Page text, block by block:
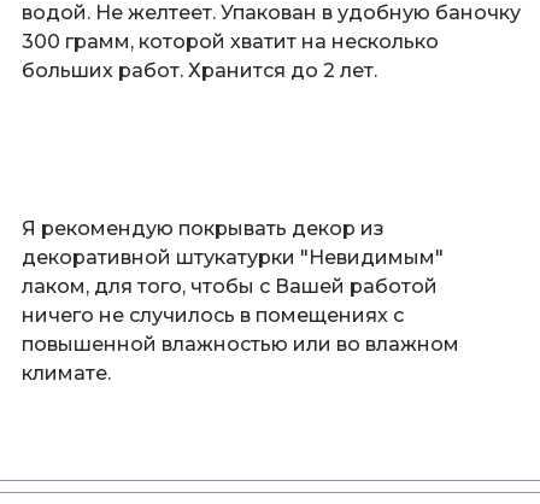
водой. Не желтеет. Упакован в удобную баночку
300 грамм, которой хватит на несколько
больших работ. Хранится до 2 лет.
Я рекомендую покрывать декор из
декоративной штукатурки "Невидимым"
лаком, для того, чтобы с Вашей работой
ничего не случилось в помещениях с
повышенной влажностью или во влажном
климате.